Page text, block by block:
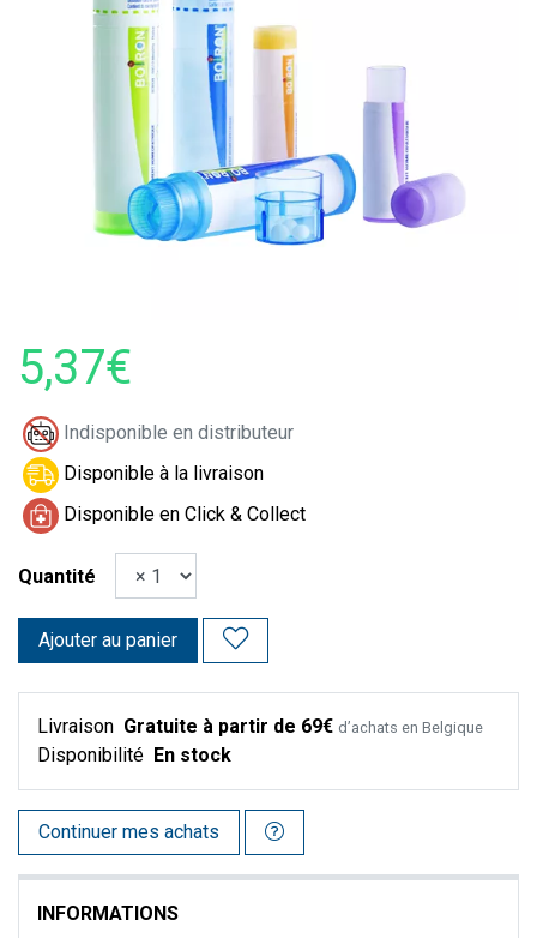
5,37€
Indisponible en distributeur
Disponible à la livraison
Disponible en Click & Collect
Quantité
Ajouter au panier
Livraison Gratuite à partir de 69€ d’achats en Belgique
Disponibilité En stock
Continuer mes achats
INFORMATIONS